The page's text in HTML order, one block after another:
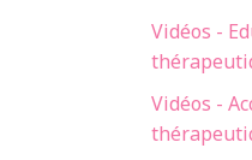
Vidéos -
Vidéos -